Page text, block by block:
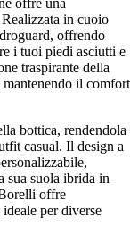
in cuoio
offrendo
i tuoi piedi asciutti e
traspirante della
il comfort
bottica, rendendola
casual. Il design a
sua suola ibrida in
offre
per diverse